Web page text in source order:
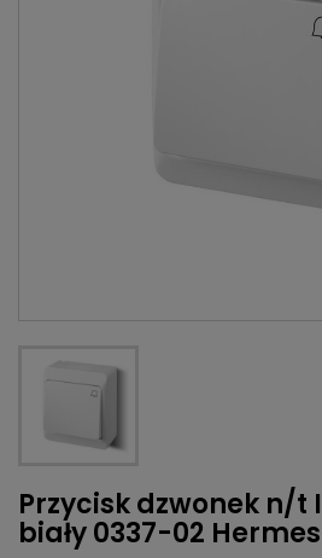
Przycisk dzwonek n/t
biały 0337-02